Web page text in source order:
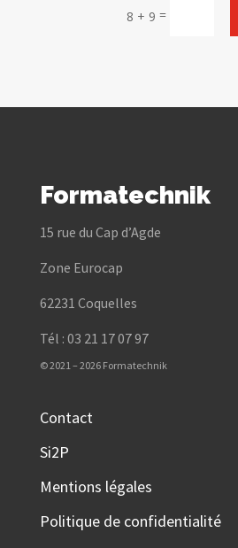
8 + 9 =
Formatechnik
15 rue du Cap d’Agde
Zone Eurocap
62231 Coquelles
Tél : 03 21 17 07 97
© 2021 – 2026 Formatechnik
Contact
Si2P
Mentions légales
Politique de confidentialité